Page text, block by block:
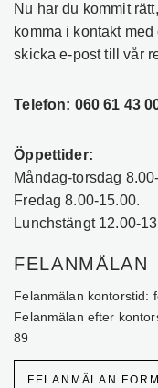
Nu har du kommit
komma i kontakt
skicka e-post till vår
Telefon: 060 61 43
Öppettider:
Måndag-torsdag
Fredag 8.00-15.00.
Lunchstängt 12.00-
FELANMÄLAN
Felanmälan kontorstid:
Felanmälan efter
89
FELANMÄLAN